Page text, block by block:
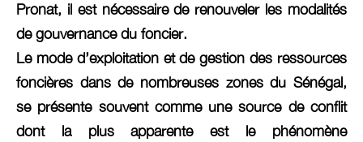
Pronat, il est nécessaire de renouveler les modalités
de gouvernance du foncier.
Le mode d’exploitation et de gestion des ressources
foncières dans de nombreuses zones du Sénégal,
se présente souvent comme une source de conflit
dont la plus apparente est le phénomène